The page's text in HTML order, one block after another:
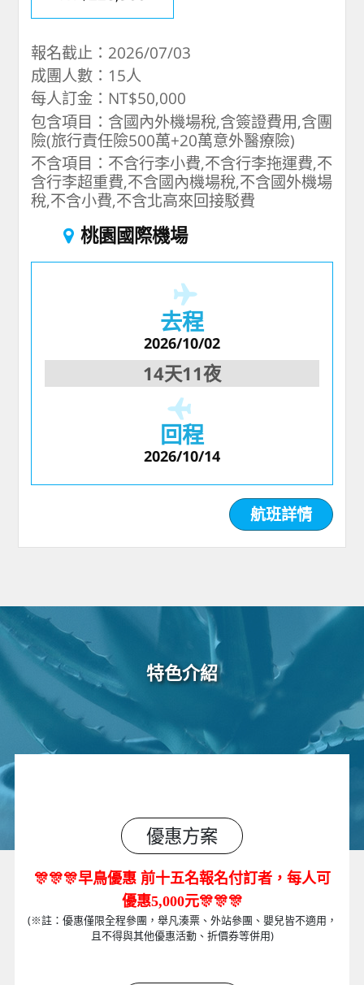
報名截止：2026/07/03
成團人數：15人
每人訂金：NT$50,000
包含項目：含國內外機場稅,含簽證費用,含團
險(旅行責任險500萬+20萬意外醫療險)
不含項目：不含行李小費,不含行李拖運費,不
含行李超重費,不含國內機場稅,不含國外機場
稅,不含小費,不含北高來回接駁費
桃園國際機場
去程
2026/10/02
14天11夜
回程
2026/10/14
航班詳情
特色介紹
優惠方案
🎊🎊🎊早鳥優惠 前十五名報名付訂者，每人可
優惠5,000元🎊🎊🎊
(※註：優惠僅限全程參團，舉凡湊票、外站參團、嬰兒皆不適用，
且不得與其他優惠活動、折價券等併用)